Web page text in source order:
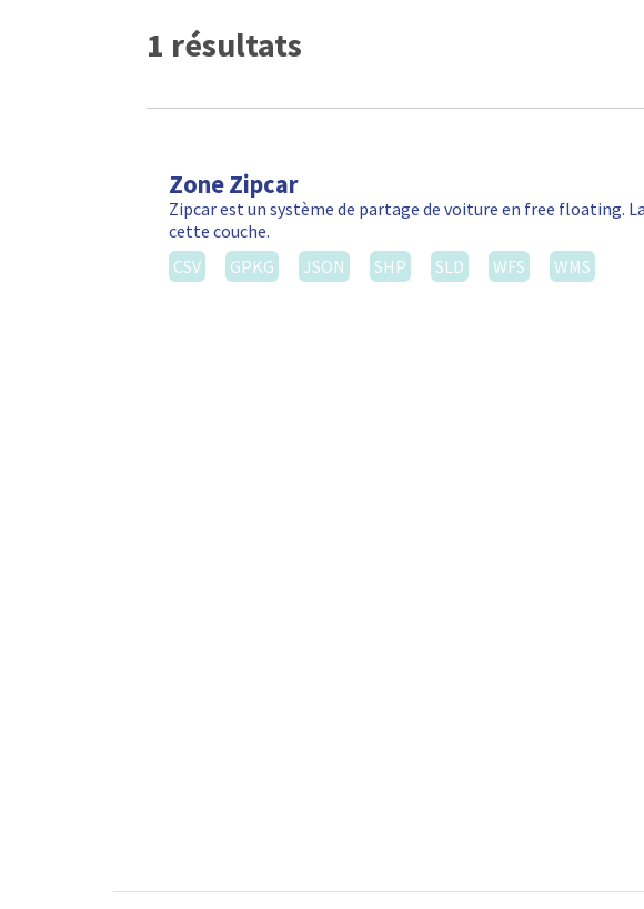
1 résultats
Zone Zipcar
Zipcar est un système de partage de voiture en free floating.
cette couche.
CSV
GPKG JSON SHP SLD WFS WMS